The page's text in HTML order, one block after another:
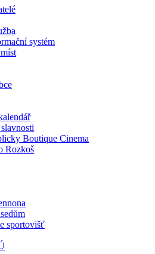
systém
Boutique Cinema
Rozkoš
sportovišť